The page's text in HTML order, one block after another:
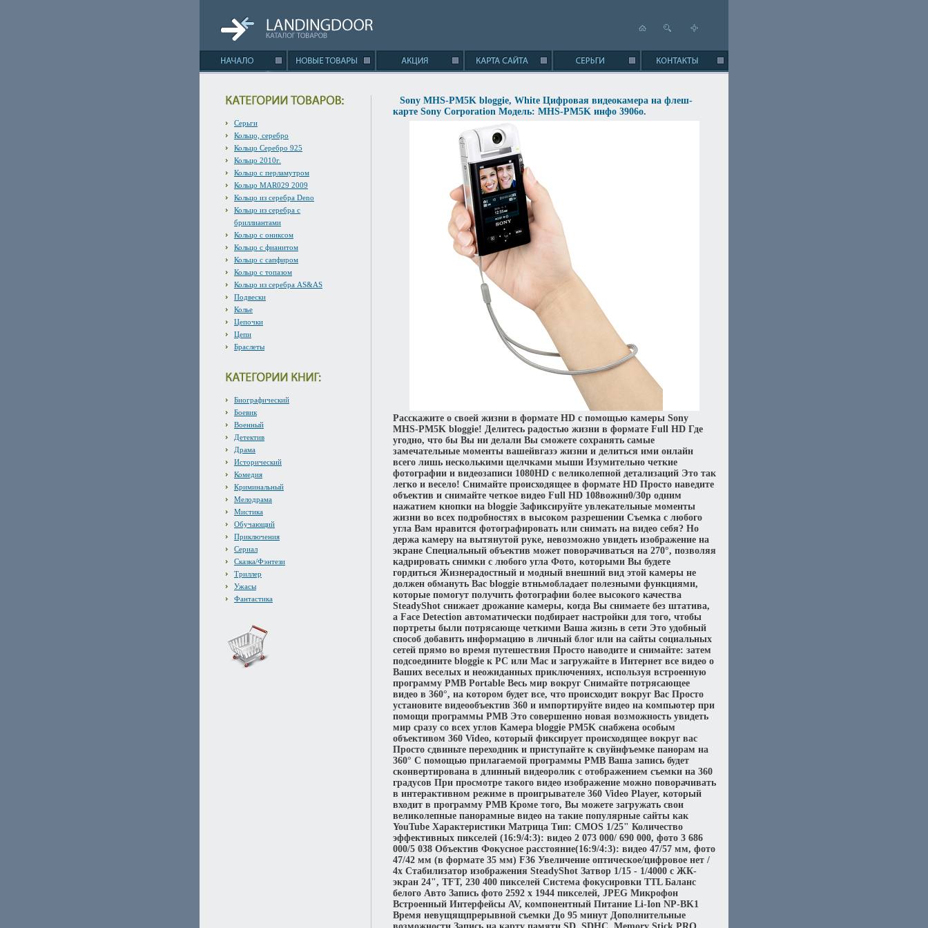
Серьги
Кольцо, серебро
Кольцо Серебро 925
Кольцо 2010г.
Кольцо с перламутром
Кольцо MAR029 2009
Кольцо из серебра Deno
Кольцо из серебра с
бриллиантами
Кольцо с ониксом
Кольцо с фианитом
Кольцо с сапфиром
Кольцо с топазом
Кольцо из серебра AS&AS
Подвески
Колье
Цепочки
Цепи
Браслеты
Биографический
Боевик
Военный
Детектив
Драма
Исторический
Комедия
Криминальный
Мелодрама
Мистика
Обучающий
Приключения
Сериал
Сказка/Фэнтези
Триллер
Ужасы
Фантастика
Sony MHS-PM5K bloggie, White Цифровая видеокамера на флеш-
карте Sony Corporation Модель: MHS-PM5K инфо 3906o.
Расскажите о своей жизни в формате HD с помощью камеры Sony
MHS-PM5K bloggie! Делитесь радостью жизни в формате Full HD Где
угодно, что бы Вы ни делали Вы сможете сохранять самые
замечательные моменты вашейвгазэ жизни и делиться ими онлайн
всего лишь несколькими щелчками мыши Изумительно четкие
фотографии и видеозаписи 1080HD с великолепной детализаций Это так
легко и весело! Снимайте происходящее в формате HD Просто наведите
объектив и снимайте четкое видео Full HD 108вожнн0/30р одним
нажатием кнопки на bloggie Зафиксируйте увлекательные моменты
жизни во всех подробностях в высоком разрешении Съемка с любого
угла Вам нравится фотографировать или снимать на видео себя? Но
держа камеру на вытянутой руке, невозможно увидеть изображение на
экране Специальный объектив может поворачиваться на 270°, позволяя
кадрировать снимки с любого угла Фото, которыми Вы будете
гордиться Жизнерадостный и модный внешний вид этой камеры не
должен обмануть Вас bloggie втньмобладает полезными функциями,
которые помогут получить фотографии более высокого качества
SteadyShot снижает дрожание камеры, когда Вы снимаете без штатива,
а Face Detection автоматически подбирает настройки для того, чтобы
портреты были потрясающе четкими Ваша жизнь в сети Это удобный
способ добавить информацию в личный блог или на сайты социальных
сетей прямо во время путешествия Просто наводите и снимайте: затем
подсоедините bloggie к PC или Mac и загружайте в Интернет все видео о
Ваших веселых и неожиданных приключениях, используя встроенную
программу PMB Portable Весь мир вокруг Снимайте потрясающее
видео в 360°, на котором будет все, что происходит вокруг Вас Просто
установите видеообъектив 360 и импортируйте видео на компьютер при
помощи программы PMB Это совершенно новая возможность увидеть
мир сразу со всех углов Камера bloggie PM5K снабжена особым
объективом 360 Video, который фиксирует происходящее вокруг вас
Просто сдвиньте переходник и приступайте к свуйнфъемке панорам на
360° С помощью прилагаемой программы PMB Ваша запись будет
сконвертирована в длинный видеоролик с отображением съемки на 360
градусов При просмотре такого видео изображение можно поворачивать
в интерактивном режиме в проигрывателе 360 Video Player, который
входит в программу PMB Кроме того, Вы можете загружать свои
великолепные панорамные видео на такие популярные сайты как
YouTube Характеристики Матрица Тип: CMOS 1/25" Количество
эффективных пикселей (16:9/4:3): видео 2 073 000/ 690 000, фото 3 686
000/5 038 Объектив Фокусное расстояние(16:9/4:3): видео 47/57 мм, фото
47/42 мм (в формате 35 мм) F36 Увеличение оптическое/цифровое нет /
4х Стабилизатор изображения SteadyShot Затвор 1/15 - 1/4000 с ЖК-
экран 24", TFT, 230 400 пикселей Система фокусировки TTL Баланс
белого Авто Запись фото 2592 x 1944 пикселей, JPEG Микрофон
Встроенный Интерфейсы AV, компонентный Питание Li-Ion NP-BK1
Время невущящпрерывной съемки До 95 минут Дополнительные